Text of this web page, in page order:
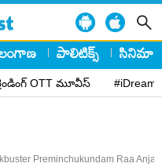
పాలిటిక్స్ సినిమా
OTT మూవీస్
Preminchukundam Raa